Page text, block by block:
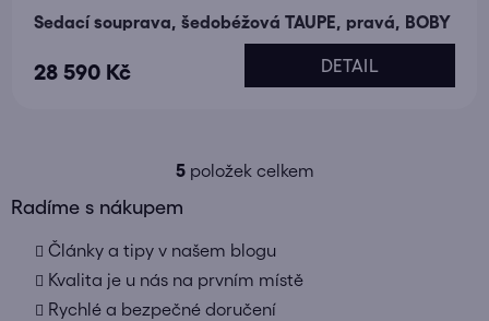
Sedací souprava, šedobéžová TAUPE, pravá, BOBY
28 590 Kč DETAIL
O
á
d
a
5položek celkem
Radíme s nákupem
Články a tipy v našem blogu
Kvalita je u nás na prvním místě
Rychlé a bezpečné doručení